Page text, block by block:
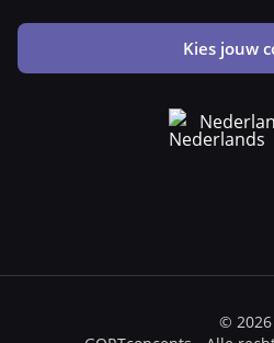
Kies jouw
© 2026